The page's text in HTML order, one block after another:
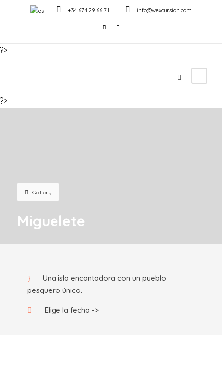
+34 674 29 66 71 info@wexcursion.com
?>
?>
Gallery
Miguelete
Una isla encantadora con un pueblo
pesquero único.
Elige la fecha ->